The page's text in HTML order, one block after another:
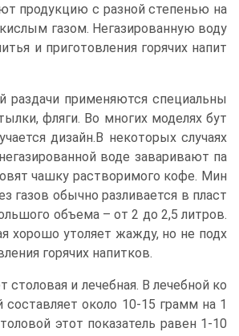
продукцию с разной степенью на
газом. Негазированную воду
и приготовления горячих напит
раздачи применяются специальны
фляги. Во многих моделях бут
дизайн.В некоторых случаях
воде заваривают па
чашку растворимого кофе. Мин
газов обычно разливается в пласт
объема – от 2 до 2,5 литров.
хорошо утоляет жажду, но не подх
горячих напитков.
столовая и лечебная. В лечебной ко
составляет около 10-15 грамм на 1
этот показатель равен 1-10